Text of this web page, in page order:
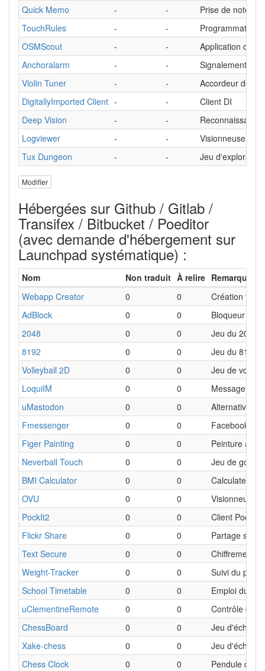
Quick Memo
- -
Prise de notes
TouchRules
- -
Programmation
OSMScout
- -
Application de
Anchoralarm
- -
Signalement de
Violin Tuner
- -
Accordeur de
DigitallyImported Client - -
Client DI
Deep Vision
- -
Logviewer
- -
Visionneuse de
Tux Dungeon
- - Jeu d'exploration
Modifier
Hébergées sur Github / Gitlab /
Transifex / Bitbucket / Poeditor
(avec demande d'hébergement sur
Launchpad systématique) :
Nom Non traduit À relire Remarques
Webapp Creator
0 0
Création
AdBlock
0 0
Bloqueur de
2048
0 0
Jeu du 2048
8192
0 0
Jeu du 8192
Volleyball 2D
0 0
Jeu de
LoquiIM
0 0
Messagerie
uMastodon
0 0
Alternative à
Fmessenger
0 0
Facebook
Figer Painting
0 0
Peinture
Neverball Touch
0 0
Jeu de golf
BMI Calculator
0 0
Calculateur
OVU
0 0
Visionneuse
PockIt2
0 0
Client PockIt
Flickr Share
0 0
Partage sur
Text Secure
0 0
Chiffrement
Weight-Tracker
0 0
Suivi du poids
School Timetable
0 0
Emploi du
uClementineRemote
0 0
Contrôle du
ChessBoard
0 0
Jeu d'échecs
Xake-chess
0 0
Jeu d'échecs
Chess Clock
0 0
Pendule